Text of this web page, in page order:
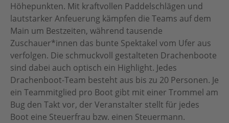
Höhepunkten. Mit kraftvollen Paddelschlägen und
lautstarker Anfeuerung kämpfen die Teams auf dem
Main um Bestzeiten, während tausende
Zuschauer*innen das bunte Spektakel vom Ufer aus
verfolgen. Die schmuckvoll gestalteten Drachenboote
sind dabei auch optisch ein Highlight. Jedes
Drachenboot-Team besteht aus bis zu 20 Personen. Je
ein Teammitglied pro Boot gibt mit einer Trommel am
Bug den Takt vor, der Veranstalter stellt für jedes
Boot eine Steuerfrau bzw. einen Steuermann.